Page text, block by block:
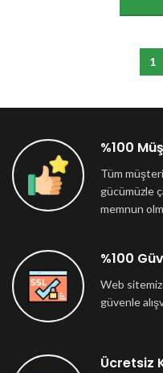
1
%100
Tüm
gücümüzle
memnun
%100
Web
güvenle
Ücretsiz